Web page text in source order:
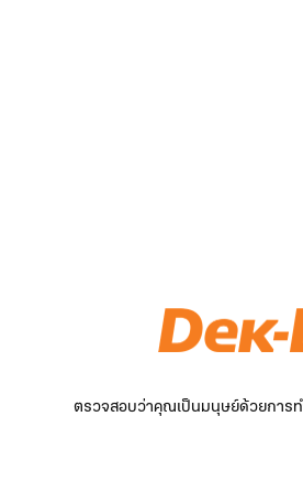
ตรวจสอบว่าคุณเป็นมนุษย์ด้วยการท